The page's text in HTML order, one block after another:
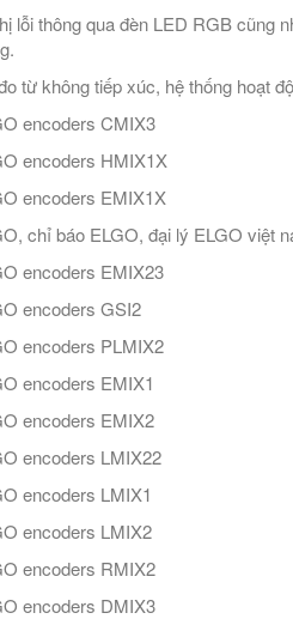
lỗi thông qua đèn LED RGB cũng
từ không tiếp xúc, hệ thống hoạt
encoders CMIX3
encoders HMIX1X
encoders EMIX1X
chỉ báo ELGO, đại lý ELGO việt
encoders EMIX23
encoders GSI2
encoders PLMIX2
encoders EMIX1
encoders EMIX2
encoders LMIX22
encoders LMIX1
encoders LMIX2
encoders RMIX2
encoders DMIX3